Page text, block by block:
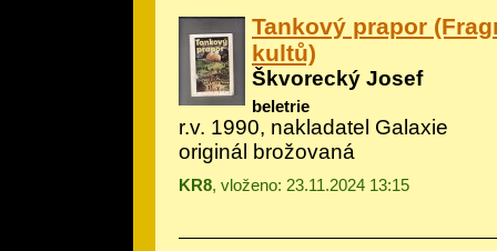
Tankový prapor
kultů)
Škvorecký Josef
beletrie
r.v. 1990, nakladatel Galaxie
originál brožovaná
KR8, vloženo: 23.11.2024 13:15